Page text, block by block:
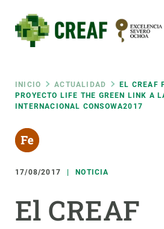
contenido
principal
Ruta
de
navegación
INICIO ACTUALIDAD
EL CREAF
PROYECTO LIFE THE GREEN LINK A
INTERNACIONAL CONSOWA2017
17/08/2017 NOTICIA
El CREAF
RRSS
Featured
responsive
Responsive
INVESTIGACIÓN